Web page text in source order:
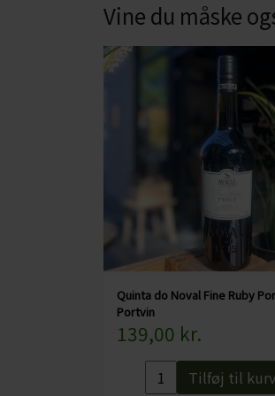
CHARDONNAY
REFOSCO
RIESLING
SCHIOPPETINO
CHOKOLADE, LAKRIDS
ØL
JUL OG GLØGG
PÅSKE
Vine du måske
Quinta do Noval Fine Ruby
Portvin
139,00 kr.
Tilføj til kurv